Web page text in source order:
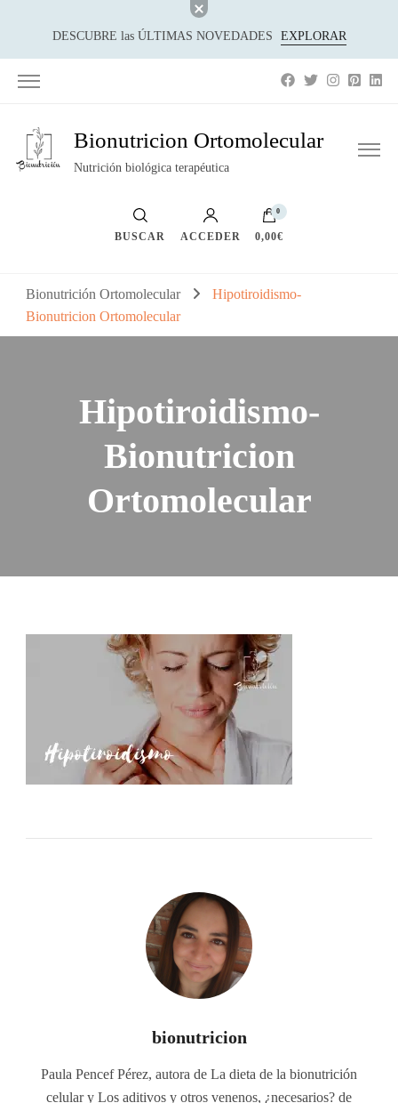
DESCUBRE las ÚLTIMAS NOVEDADES EXPLORAR
Bionutricion Ortomolecular
Nutrición biológica terapéutica
BUSCAR ACCEDER
0
0,00€
Bionutrición Ortomolecular
Hipotiroidismo-
Bionutricion Ortomolecular
Hipotiroidismo-
Bionutricion
Ortomolecular
bionutricion
Paula Pencef Pérez, autora de La dieta de la bionutrición
celular y Los aditivos y otros venenos, ¿necesarios? de